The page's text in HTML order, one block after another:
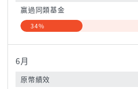
贏過同類基金
34%
6月
原幣績效